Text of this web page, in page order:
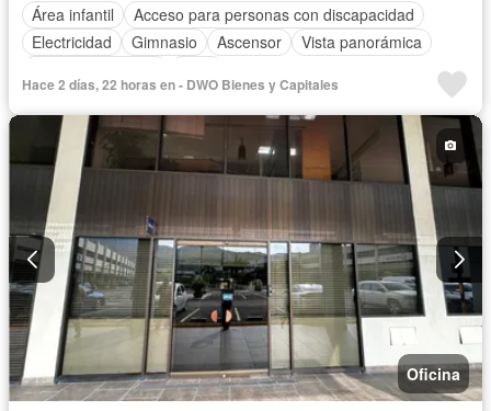
Área infantil
Acceso para personas con discapacidad
Electricidad
Gimnasio Ascensor
Vista panorámica
Hace 2 días, 22 horas en - DWO Bienes y Capitales
Oficina